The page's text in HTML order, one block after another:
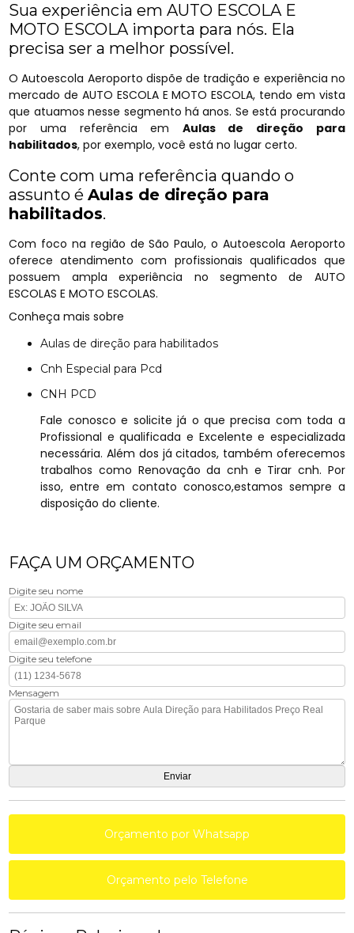
Sua experiência em AUTO ESCOLA E
MOTO ESCOLA importa para nós. Ela
precisa ser a melhor possível.
O Autoescola Aeroporto dispõe de tradição e experiência no
mercado de AUTO ESCOLA E MOTO ESCOLA, tendo em vista
que atuamos nesse segmento há anos. Se está procurando
por uma referência em Aulas de direção para
habilitados, por exemplo, você está no lugar certo.
Conte com uma referência quando o
assunto éAulas de direção para
habilitados.
Com foco na região de São Paulo, o Autoescola Aeroporto
oferece atendimento com profissionais qualificados que
possuem ampla experiência no segmento de AUTO
ESCOLAS E MOTO ESCOLAS.
Conheça mais sobre
Aulas de direção para habilitados
Cnh Especial para Pcd
CNH PCD
Fale conosco e solicite já o que precisa com toda a
Profissional e qualificada e Excelente e especializada
necessária. Além dos já citados, também oferecemos
trabalhos como Renovação da cnh e Tirar cnh. Por
isso, entre em contato conosco,estamos sempre a
disposição do cliente.
FAÇA UM ORÇAMENTO
Digite seu nome
Digite seu email
Digite seu telefone
Mensagem
Orçamento por Whatsapp
Orçamento pelo Telefone